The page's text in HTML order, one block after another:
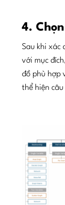
4.
Sau khi xác
với mục
đồ phù hợp
thể hiện